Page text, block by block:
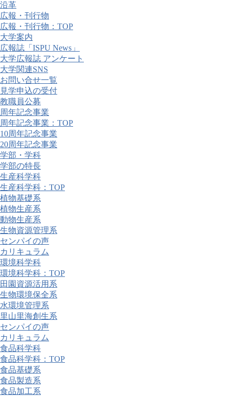
沿革
広報・刊行物
広報・刊行物：TOP
大学案内
広報誌「ISPU News」
大学広報誌 アンケート
大学関連SNS
お問い合せ一覧
見学申込の受付
教職員公募
周年記念事業
周年記念事業：TOP
10周年記念事業
20周年記念事業
学部・学科
学部の特長
生産科学科
生産科学科：TOP
植物基礎系
植物生産系
動物生産系
生物資源管理系
センパイの声
カリキュラム
環境科学科
環境科学科：TOP
田園資源活用系
生物環境保全系
水環境管理系
里山里海創生系
センパイの声
カリキュラム
食品科学科
食品科学科：TOP
食品基礎系
食品製造系
食品加工系